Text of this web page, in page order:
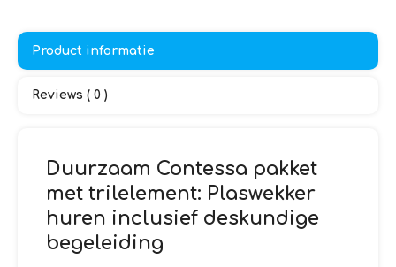
Product informatie
Reviews ( 0 )
Duurzaam Contessa pakket
met trilelement: Plaswekker
huren inclusief deskundige
begeleiding